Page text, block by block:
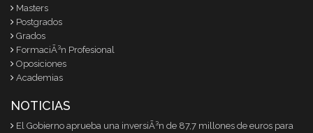
Masters
Postgrados
Grados
FormaciÃ³n Profesional
Oposiciones
Academias
NOTICIAS
El Gobierno aprueba una inversiÃ³n de 87,7 millones de euros para